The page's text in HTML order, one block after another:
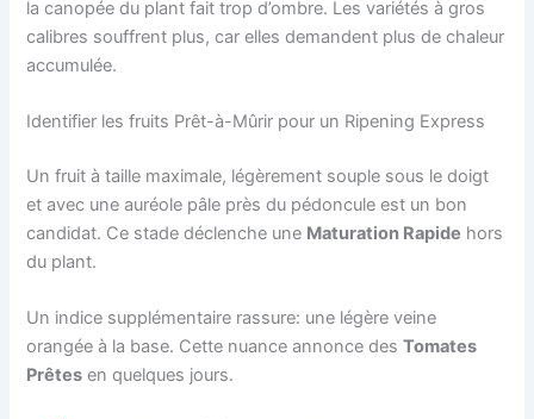
la canopée du plant fait trop d’ombre. Les variétés à gros
calibres souffrent plus, car elles demandent plus de chaleur
accumulée.
Identifier les fruits Prêt-à-Mûrir pour un Ripening Express
Un fruit à taille maximale, légèrement souple sous le doigt
et avec une auréole pâle près du pédoncule est un bon
candidat. Ce stade déclenche une Maturation Rapide hors
du plant.
Un indice supplémentaire rassure: une légère veine
orangée à la base. Cette nuance annonce desTomates
Prêtes en quelques jours.